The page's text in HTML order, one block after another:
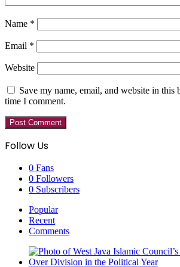
Name *
Email *
Website
Save my name, email, and website in this
time I comment.
Follow Us
0 Fans
0 Followers
0 Subscribers
Popular
Recent
Comments